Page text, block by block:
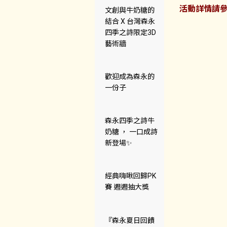
文創與牛奶糖的
結合 X 台灣森永
四季之詩限定3D
藝術牆
歡迎成為森永的
一份子
森永四季之詩牛
奶糖 ， 一口成詩
新登場✨
經典嗨啾回歸PK
賽 週週抽大獎
『森永夏日回饋
活動詳情請